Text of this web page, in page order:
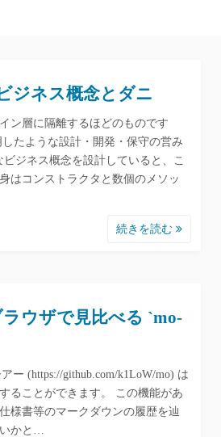
ジネス概念とダニ
ン層に隔離するほどのものです
たような設計・開発・保守の営み
ビジネス概念を設計していると、こ
はコンストラクタと数個のメソッ
続きを読む
ウザで見比べる `mo-
ー (https://github.com/k1LoW/mo) は
ることができます。 この機能があ
様書等のマークダウンの履歴を辿
いかと…